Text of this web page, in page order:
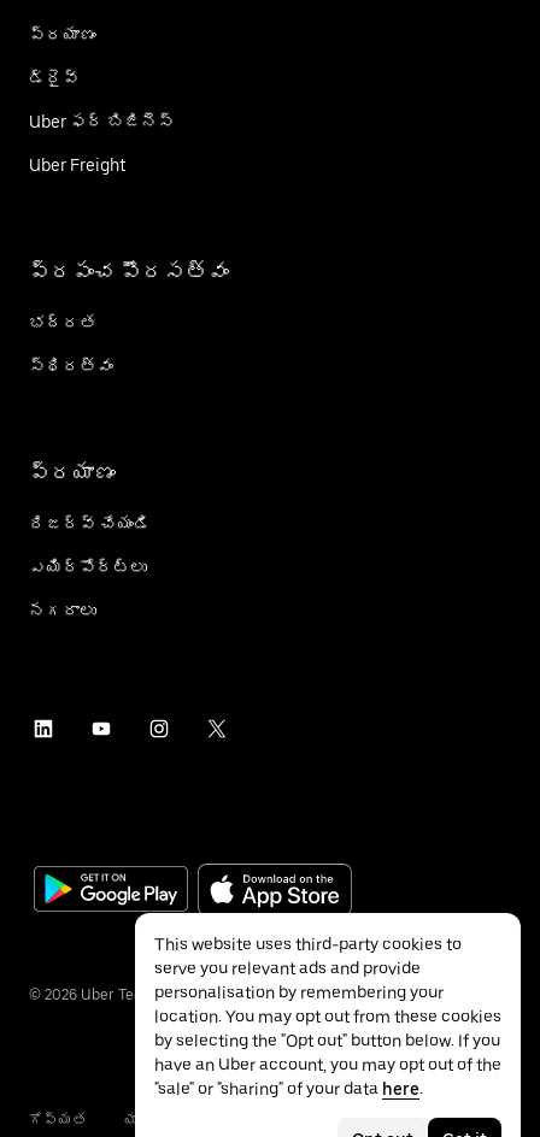
ప్రయాణం
డ్రైవ్
Uber ఫర్ బిజినెస్
Uber Freight
ప్రపంచ పౌరసత్వం
భద్రత
స్థిరత్వం
ప్రయాణం
రిజర్వ్ చేయండి
ఎయిర్؜పోర్ట్؜లు
నగరాలు
© 2026 Uber Technologies Inc.
గోప్యత యాక్సెసబిలిటీ
This website uses third-party cookies to
serve you relevant ads and provide
personalisation by remembering your
location. You may opt out from these cookies
by selecting the "Opt out" button below. If you
have an Uber account, you may opt out of the
"sale" or "sharing" of your data here.